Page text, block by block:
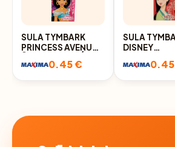
SULA TYMBARK
PRINCESS AVEŅU
200ML0.45 €
SULA
DISNEY
100% 0.2L